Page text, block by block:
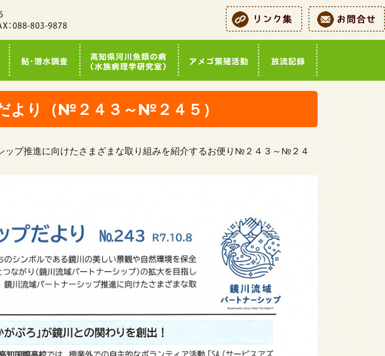
より（№２４３～№２４５）
ップ推進に向けたさまざまな取り組みを紹介するお便り№２４３～№２４